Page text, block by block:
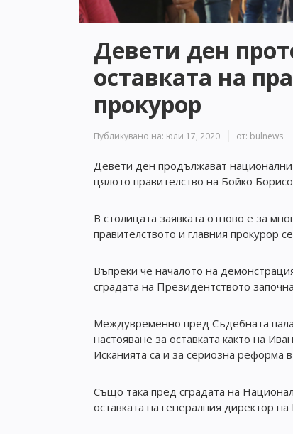
Девети ден
оставката на
прокурор
Публикувано на: юли 17, 2020 от: bulnews
Девети ден продължават
цялото правителство на Бойко
В столицата заявката отново е за
правителството и главния прокурор
Въпреки че началото на
сградата на Президентството
Междувременно пред Съдебната
настояване за оставката както на
Исканията са и за сериозна реформа
Също така пред сградата на
оставката на генералния директор